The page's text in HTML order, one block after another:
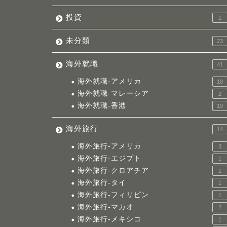
投資 1
未分類 23
海外就職 41
海外就職-アメリカ 18
海外就職-マレーシア 2
海外就職-香港 19
海外旅行 14
海外旅行-アメリカ 3
海外旅行-エジプト 1
海外旅行-クロアチア 1
海外旅行-タイ 1
海外旅行-フィリピン 1
海外旅行-マカオ 2
海外旅行-メキシコ 1